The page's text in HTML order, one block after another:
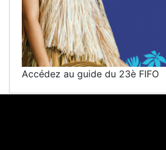
Accédez au guide du 23è FIFO